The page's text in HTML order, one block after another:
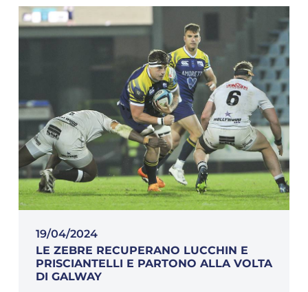
19/04/2024
LE ZEBRE RECUPERANO LUCCHIN E
PRISCIANTELLI E PARTONO ALLA VOLTA
DI GALWAY